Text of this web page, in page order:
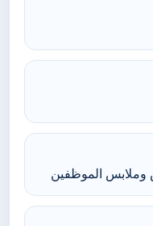
وملابس الموظفين